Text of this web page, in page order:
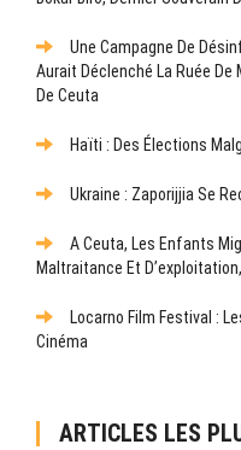
Une Campagne De
Aurait Déclenché La Ruée De
De Ceuta
Haïti : Des Élections
Ukraine : Zaporijjia Se
A Ceuta, Les Enfants
Maltraitance Et
Locarno Film Festival :
Cinéma
ARTICLES LES